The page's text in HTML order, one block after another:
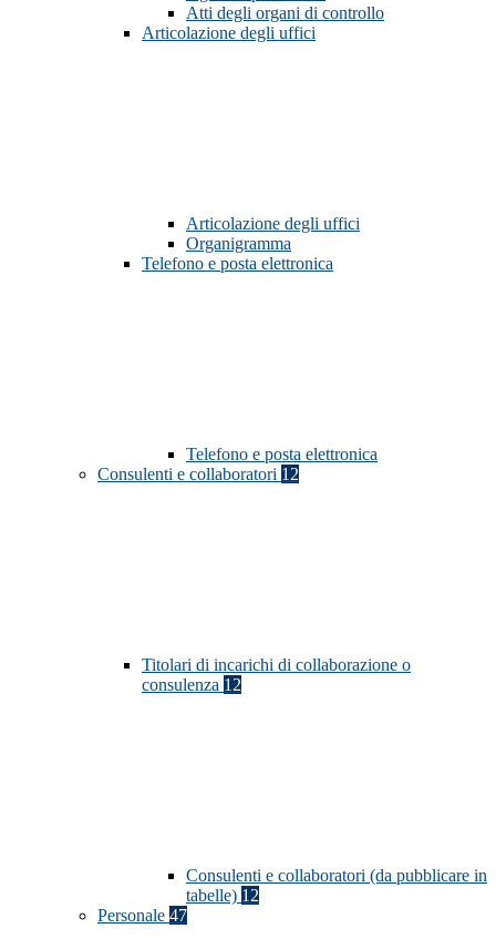
Atti degli organi di controllo
Articolazione degli uffici
Articolazione degli uffici
Organigramma
Telefono e posta elettronica
Telefono e posta elettronica
Consulenti e collaboratori 12
Titolari di incarichi di collaborazione o
consulenza 12
Consulenti e collaboratori (da pubblicare in
tabelle) 12
Personale 47